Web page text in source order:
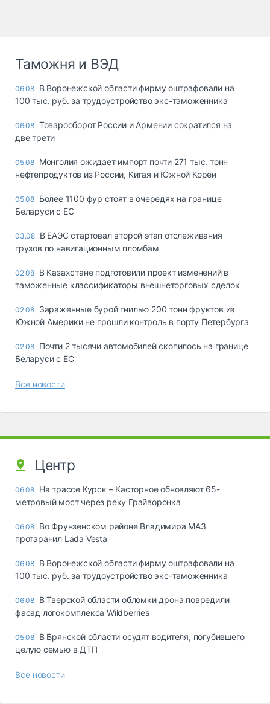
Таможня и ВЭД
06.08 В Воронежской области фирму оштрафовали на
100 тыс. руб. за трудоустройство экс-таможенника
06.08 Товарооборот России и Армении сократился на
две трети
05.08 Монголия ожидает импорт почти 271 тыс. тонн
нефтепродуктов из России, Китая и Южной Кореи
05.08 Более 1100 фур стоят в очередях на границе
Беларуси с ЕС
03.08 В ЕАЭС стартовал второй этап отслеживания
грузов по навигационным пломбам
02.08 В Казахстане подготовили проект изменений в
таможенные классификаторы внешнеторговых сделок
02.08 Зараженные бурой гнилью 200 тонн фруктов из
Южной Америки не прошли контроль в порту Петербурга
02.08 Почти 2 тысячи автомобилей скопилось на границе
Беларуси с ЕС
Все новости
Центр
06.08 На трассе Курск – Касторное обновляют 65-
метровый мост через реку Грайворонка
06.08 Во Фрунзенском районе Владимира МАЗ
протаранил Lada Vesta
06.08 В Воронежской области фирму оштрафовали на
100 тыс. руб. за трудоустройство экс-таможенника
06.08 В Тверской области обломки дрона повредили
фасад логокомплекса Wildberries
05.08 В Брянской области осудят водителя, погубившего
целую семью в ДТП
Все новости